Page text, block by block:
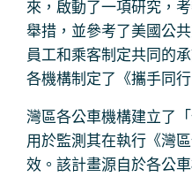
來，啟動了一項研究，
舉措，並參考了美國公
員工和乘客制定共同的
各機構制定了《攜手同
灣區各公車機構建立了
用於監測其在執行《灣
效。該計畫源自於各公